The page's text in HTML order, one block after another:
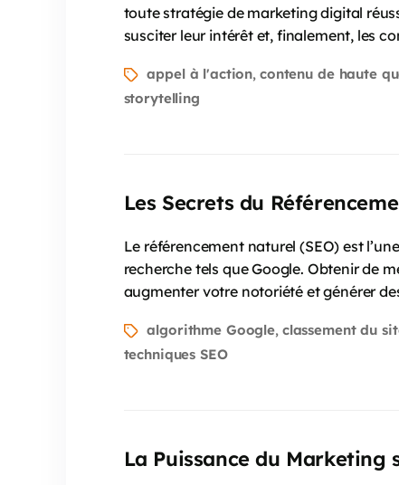
toute stratégie de marketing digital
susciter leur intérêt et, finalement, les
appel à l'action,contenu de haute
storytelling
Les Secrets du
Le référencement naturel (SEO) est
recherche tels que Google. Obtenir de
augmenter votre notoriété et générer
algorithme Google, classement du
techniques SEO
La Puissance du Marketing